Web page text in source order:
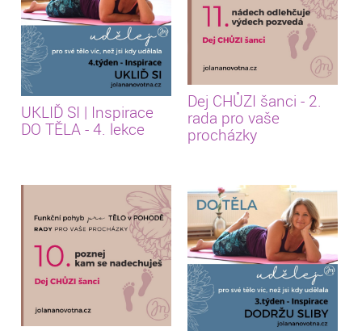
UKLIĎ SI | Inspirace
DO TĚLA - 4. lekce
Dej CHŮZI šanci - 2.
rada pro vaše
procházky